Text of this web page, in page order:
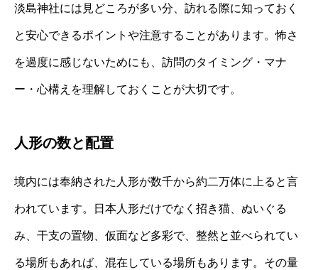
淡島神社には見どころが多い分、訪れる際に知っておく
と安心できるポイントや注意することがあります。怖さ
を過度に感じないためにも、訪問のタイミング・マナ
ー・心構えを理解しておくことが大切です。
人形の数と配置
境内には奉納された人形が数千から約二万体に上ると言
われています。日本人形だけでなく招き猫、ぬいぐる
み、干支の置物、仮面など多彩で、整然と並べられてい
る場所もあれば、混在している場所もあります。その量